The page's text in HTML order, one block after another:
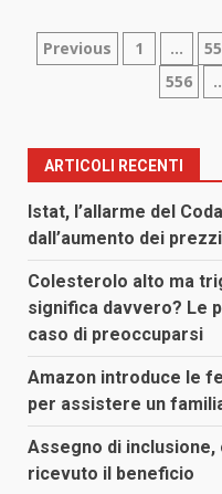
Paginazione
articoli
Previous 1 …
556
ARTICOLI RECENTI
Istat, l’allarme del
dall’aumento dei
Colesterolo alto ma
significa davvero? Le
caso di preoccuparsi
Amazon introduce le
per assistere un
Assegno di
ricevuto il beneficio